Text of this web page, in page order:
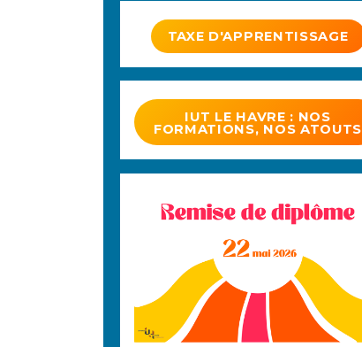
TAXE D'APPRENTISSAGE
IUT LE HAVRE : NOS
FORMATIONS, NOS ATOUTS